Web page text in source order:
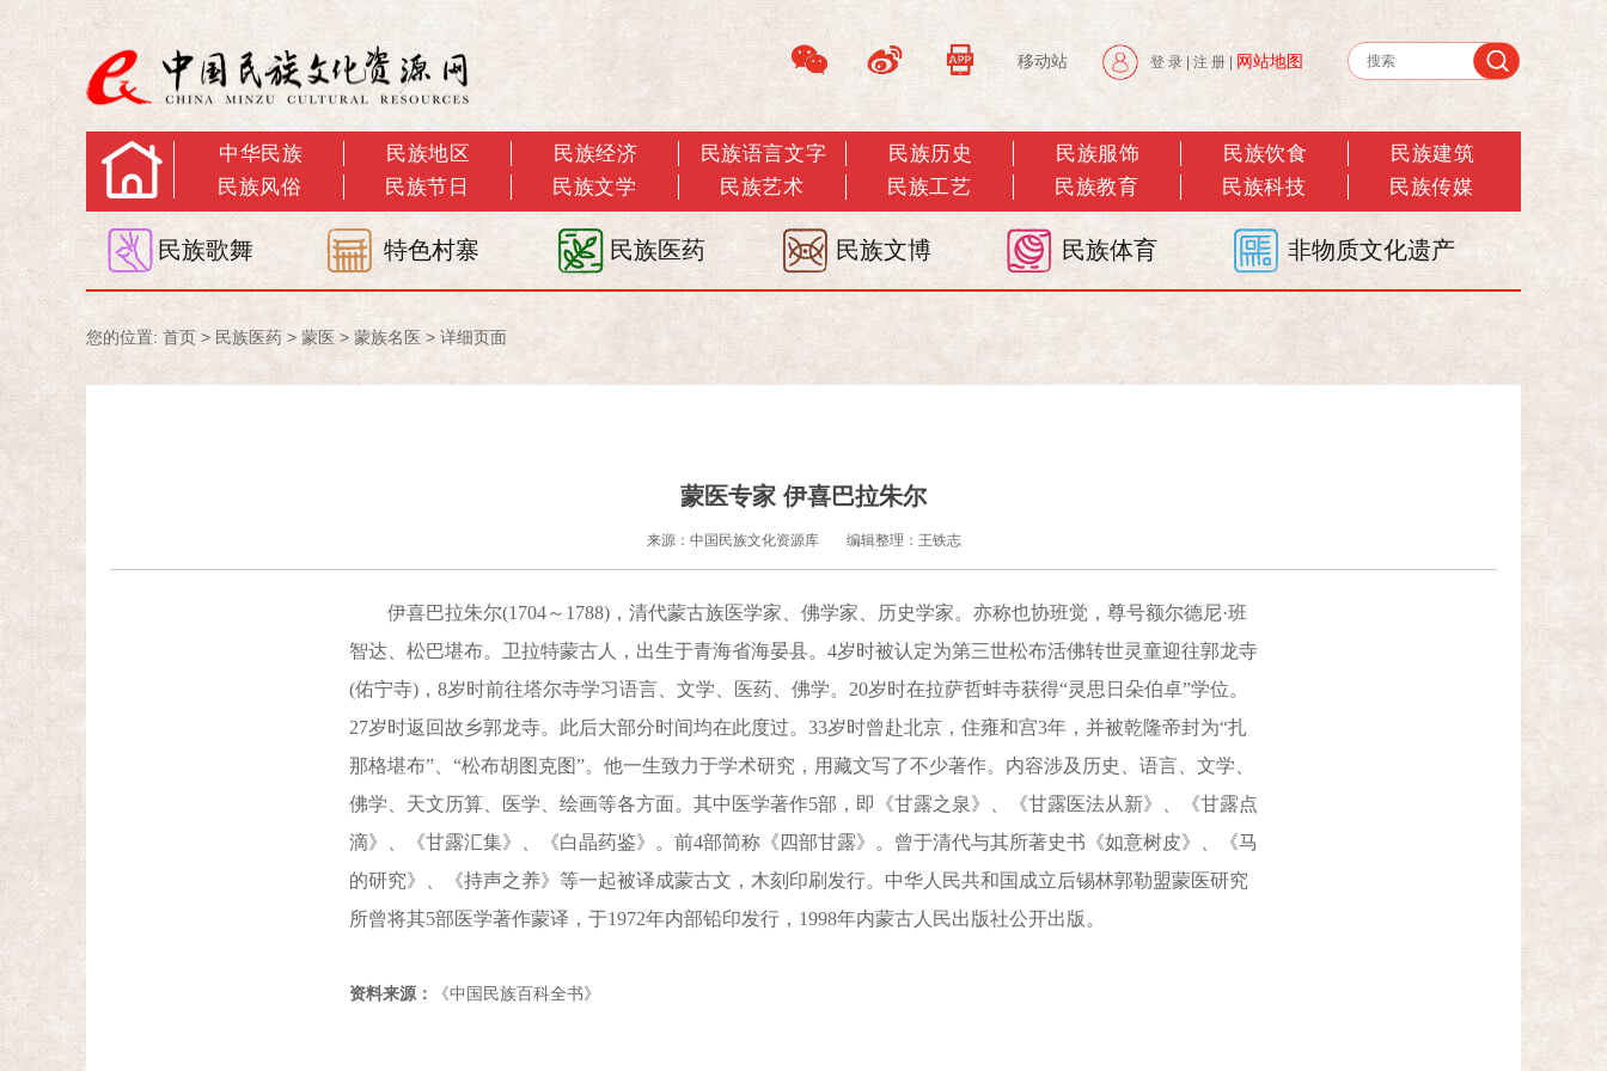
移动站 登 录 注 册 网站地图
中华民族 民族地区 民族经济 民族语言文字 民族历史 民族服饰 民族饮食
民族建筑
民族风俗
民族节日 民族文学 民族艺术 民族工艺 民族教育 民族科技 民族传媒
民族歌舞 特色村寨 民族医药 民族文博 民族体育 非物质文化遗产
您的位置: 首页 > 民族医药 > 蒙医 > 蒙族名医 > 详细页面
蒙医专家 伊喜巴拉朱尔
来源：中国民族文化资源库 编辑整理：王铁志
伊喜巴拉朱尔(1704～1788)，清代蒙古族医学家、佛学家、历史学家。亦称也协班觉，尊号额尔德尼·班
智达、松巴堪布。卫拉特蒙古人，出生于青海省海晏县。4岁时被认定为第三世松布活佛转世灵童迎往郭龙寺
(佑宁寺)，8岁时前往塔尔寺学习语言、文学、医药、佛学。20岁时在拉萨哲蚌寺获得“灵思日朵伯卓”学位。
27岁时返回故乡郭龙寺。此后大部分时间均在此度过。33岁时曾赴北京，住雍和宫3年，并被乾隆帝封为“扎
那格堪布”、“松布胡图克图”。他一生致力于学术研究，用藏文写了不少著作。内容涉及历史、语言、文学、
佛学、天文历算、医学、绘画等各方面。其中医学著作5部，即《甘露之泉》、《甘露医法从新》、《甘露点
滴》、《甘露汇集》、《白晶药鉴》。前4部简称《四部甘露》。曾于清代与其所著史书《如意树皮》、《马
的研究》、《持声之养》等一起被译成蒙古文，木刻印刷发行。中华人民共和国成立后锡林郭勒盟蒙医研究
所曾将其5部医学著作蒙译，于1972年内部铅印发行，1998年内蒙古人民出版社公开出版。
资料来源： 《中国民族百科全书》